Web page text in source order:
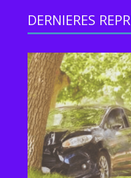
DERNIERES